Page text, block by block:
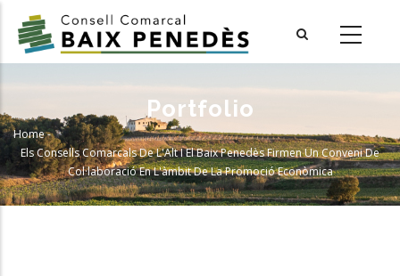
main
Portfolio
Breadcrumb
Home-
Els Consells Comarcals De L'Alt I El Baix Penedès Firmen Un Conveni De
Col·laboració En L'àmbit De La Promoció Econòmica